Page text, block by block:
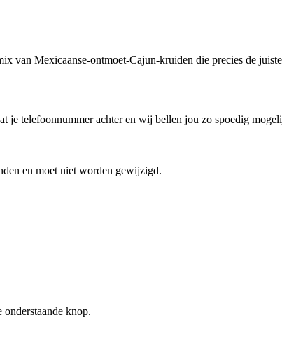
van Mexicaanse-ontmoet-Cajun-kruiden die precies de
je telefoonnummer achter en wij bellen jou zo spoedig
en moet niet worden gewijzigd.
knop.